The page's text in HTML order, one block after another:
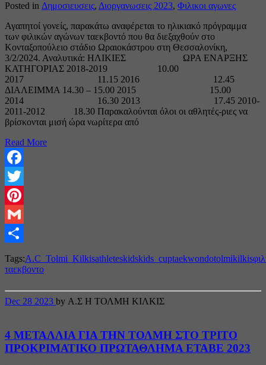
Posted in Δημοσιευσεις, Διοργανωσεις 2023, Φιλικοι αγωνες
Αγαπητοί γονείς, παρακάτω αναφέρεται το ηλικιακό πρόγραμμα
των φιλικών αγώνων ταεκβοντό που θα διεξαχθούν στο
Κονταξοπούλειο στάδιο Ωραιοκάστρου στη Θεσσαλονίκη,
3/2/2024. Αναλυτικά: ΗΛΙΚΙΕΣ ΩΡΑ ΕΝΑΡΞΗΣ
ΚΑΤΗΓΟΡΙΑΣ 2018-2019 10.00
2017 11.15 2016 12.45
ΔΙΑΛΕΙΜΜΑ 14.30 – 15.00 2015 15.00
2014 16.30 2013 17.45 2010-
2011-2012 18.30 Παρακαλούνται όλοι οι αθλητές-ριες να
βρίσκονται μισή ώρα νωρίτερα από
Read More
Facebook
Twitter
Pinterest
Gmail
Tags:A.C_Tolmi_Kilkisathleteskidskids_cuptaekwondotolmikilkis
ταεκβοντο
Dec 28 2023 by Α.Σ Η ΤΟΛΜΗ ΚΙΛΚΙΣ
4 ΜΕΤΑΛΛΙΑ ΓΙΑ ΤΗΝ ΤΟΛΜΗ ΣΤΟ ΤΡΙΤΟ
ΠΡΟΚΡΙΜΑΤΙΚΟ ΠΡΩΤΑΘΛΗΜΑ ΕΤΑΒΕ 2023